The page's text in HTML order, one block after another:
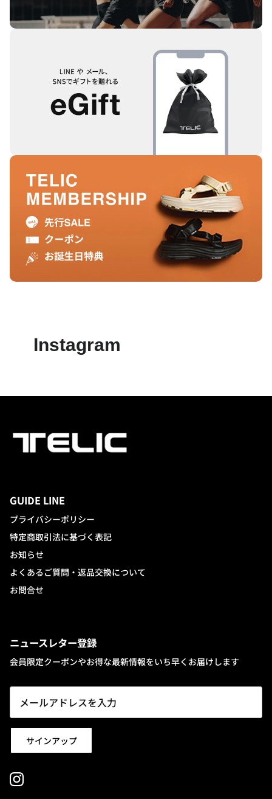
Instagram
GUIDE LINE
プライバシーポリシー
特定商取引法に基づく表記
お知らせ
よくあるご質問・返品交換について
お問合せ
ニュースレター登録
会員限定クーポンやお得な最新情報をいち早くお届けします
サインアップ